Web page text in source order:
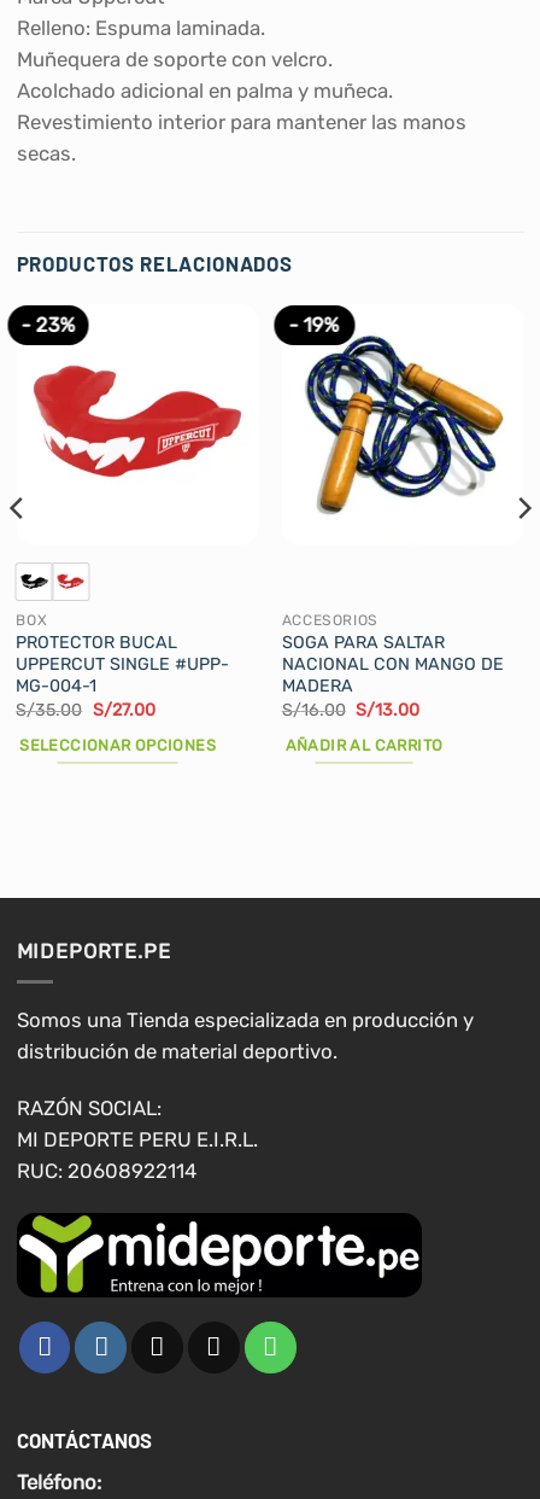
Relleno: Espuma laminada.
Muñequera de soporte con velcro.
Acolchado adicional en palma y muñeca.
Revestimiento interior para mantener las manos
secas.
PRODUCTOS RELACIONADOS
- 23%
BOX
PROTECTOR BUCAL
UPPERCUT SINGLE #UPP-
MG-004-1
S/35.00 El
original
era:
S/27.00El
actual
es:
SELECCIONAR OPCIONES
se
pueden
elegir
en
página
de
producto
- 19%
ACCESORIOS
SOGA PARA SALTAR
NACIONAL CON MANGO DE
MADERA
S/16.00 El
original
era:
S/13.00El
actual
AÑADIR AL CARRITO
MIDEPORTE.PE
Somos una Tienda especializada en producción y
distribución de material deportivo.
RAZÓN SOCIAL:
MI DEPORTE PERU E.I.R.L.
RUC: 20608922114
CONTÁCTANOS
Teléfono: